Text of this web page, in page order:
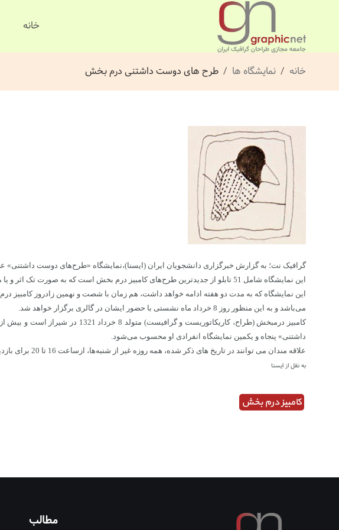
خانه
خانه نمایشگاه ها طرح های دوست داشتنی درم بخش
گرافیک نت؛ به گزارش خبرگزاری دانشجویان ایران (ایسنا)،نمایشگاه «طرح‌های دوست داشتنی» عصر جمعه 30 اردیبهشت در گالری ساربان
این نمایشگاه شامل 51 تابلو از جدیدترین طرح‌های کامبیز درم بخش است که به صورت تک اثر و یا مجموعه‌ای از طراحی‌ها در قالب یک تابلو، ارائه شده است.
این نمایشگاه که به مدت دو هفته ادامه خواهد داشت، هم زمان با شصت و نهمین زادروز کامبیز
می‌باشد و به این منظور روز 8 خرداد ماه نشستی با حضور ایشان در گالری برگزار خواهد شد.
داشتنی» پنجاه و یکمین نمایشگاه انفرادی او محسوب می‌شود.
علاقه مندان می توانند در تاریخ های ذکر شده، همه روزه غیر از شنبه‌ها، ازساعت 16 تا 20 برای بازدید از این آثار به گالری ساربان واقع در خیابان شهید بهشتی، خیابان صابونچی (مهناز)، کوچه مهماندوست، پلاک 8 مراجعه کنند.
به نقل از ایسنا
کامبیز درم بخش
مطالب